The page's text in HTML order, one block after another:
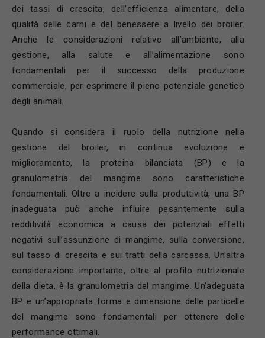
dei tassi di crescita, dell’efficienza alimentare, della
qualità delle carni e del benessere a livello dei broiler.
Anche le considerazioni relative all’ambiente, alla
gestione, alla salute e all’alimentazione sono
fondamentali per il successo della produzione
commerciale, per esprimere il pieno potenziale genetico
degli animali.
Quando si considera il ruolo della nutrizione nella
gestione del broiler, in continua evoluzione e
miglioramento, la proteina bilanciata (BP) e la
granulometria del mangime sono caratteristiche
fondamentali. Oltre a incidere sulla produttività, una BP
inadeguata può anche influire pesantemente sulla
redditività economica a causa dei potenziali effetti
negativi sull’assunzione di mangime, sulla conversione,
sul tasso di crescita e sui tratti della carcassa. Un’altra
considerazione importante, oltre al profilo nutrizionale
della dieta, è la granulometria del mangime. Un’adeguata
BP e un’appropriata forma e dimensione delle particelle
del mangime sono fondamentali per ottenere delle
performance ottimali.